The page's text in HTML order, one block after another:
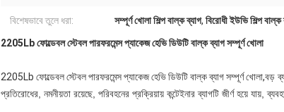
বিশেষভাবে তুলে ধরা: সম্পূর্ণ খোলা শিল্প বাল্ক ব্যাগ, বিরোধী ইউভি শিল্প বাল্ক
2205Lb ফোল্ডেবল স্টেবল পারফরমেন্স প্যাকেজ হেভি ডিউটি ​​বাল্ক ব্যাগ সম্পূর্ণ খোলা
2205Lb ফোল্ডেবল স্টেবল পারফরমেন্স প্যাকেজ হেভি ডিউটি ​​বাল্ক ব্যাগ সম্পূর্ণ খোলা,বড়
প্রতিরোধের, নমনীয়তা রয়েছে, পরিবহনের প্রক্রিয়ায় কন্টেইনার ব্যাগটি জীর্ণ হয়ে যায়,